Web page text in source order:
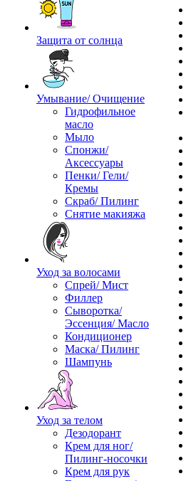
Защита от солнца
Умывание/ Очищение
Гидрофильное
масло
Мыло
Спонжи/
Аксессуары
Пенки/ Гели/
Кремы
Скраб/ Пилинг
Снятие макияжа
Уход за волосами
Спрей/ Мист
Филлер
Сыворотка/
Эссенция/ Масло
Кондиционер
Маска/ Пилинг
Шампунь
Уход за телом
Дезодорант
Крем для ног/
Пилинг-носочки
Крем для рук